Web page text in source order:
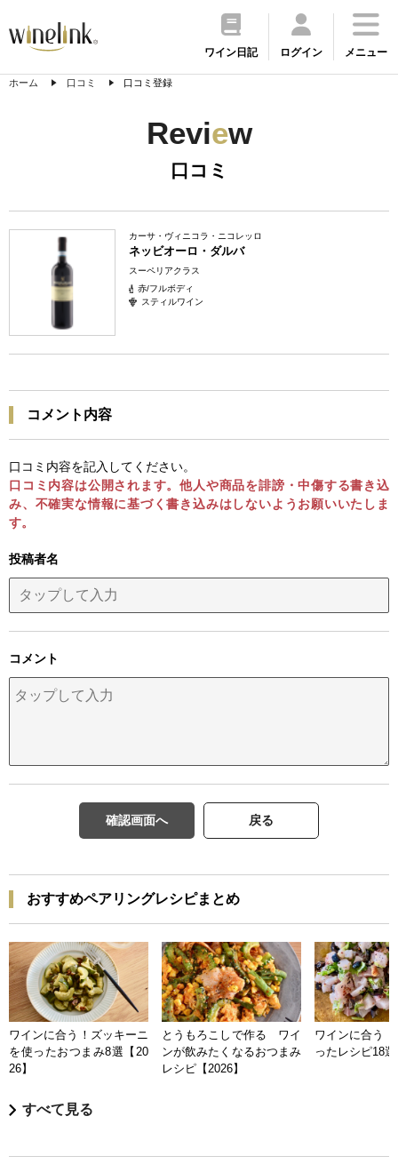
ワイン日記 ログイン メニュー
ホーム 口コミ 口コミ登録
Review
口コミ
カーサ・ヴィニコラ・ニコレッロ
ネッビオーロ・ダルバ
スーペリアクラス
赤/フルボディ
スティルワイン
コメント内容
口コミ内容を記入してください。
口コミ内容は公開されます。他人や商品を誹謗・中傷する書き込
み、不確実な情報に基づく書き込みはしないようお願いいたしま
す。
投稿者名
コメント
確認画面へ 戻る
おすすめペアリングレシピまとめ
ワインに合う！ズッキーニ
を使ったおつまみ8選【20
26】
とうもろこしで作る ワイ
ンが飲みたくなるおつまみ
レシピ【2026】
ワインに合う
ったレシピ18
すべて見る